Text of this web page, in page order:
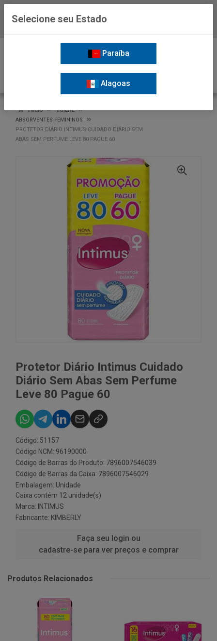
INÍCIO
HIGIENE
ABSORVENTES FEMININOS
PROTETOR DIÁRIO INTIMUS CUIDADO DIÁRIO SEM
ABAS SEM PERFUME LEVE 80 PAGUE 60
Protetor Diário Intimus Cuidado
Diário Sem Abas Sem Perfume
Leve 80 Pague 60
Código: 51157
Código NCM: 96190000
Código de Barras do Produto: 7896007546039
Código de Barras da Caixa: 7896007546029
Embalagem: Unidade
Caixa contém 12 unidade(s)
Marca: INTIMUS
Fabricante: KIMBERLY
Faça seu login ou
cadastre-se para ver preços e comprar
Produtos Relacionados
Selecione seu Estado
Paraíba
Alagoas